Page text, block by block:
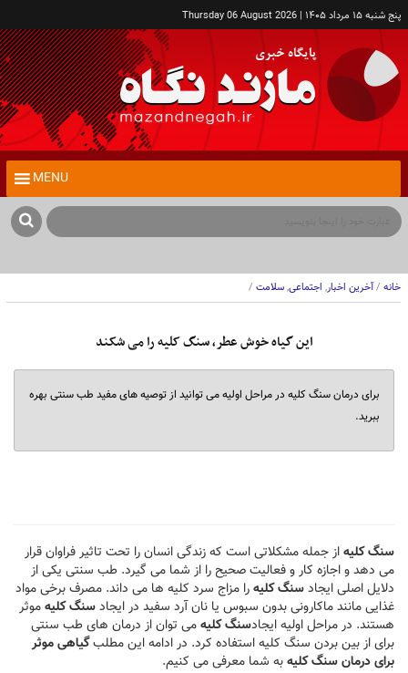
پنج شنبه ۱۵ مرداد ۱۴۰۵ | Thursday 06 August 2026
MENU
خانه /آخرین اخبار, اجتماعی,سلامت /
این گیاه خوش عطر، سنگ کلیه را می شکند
برای درمان سنگ کلیه در مراحل اولیه می توانید از توصیه های مفید طب سنتی بهره
ببرید.
سنگ کلیهاز جمله مشکلاتی است که زندگی انسان را تحت تاثیر فراوان قرار
می دهد و اجازه کار و فعالیت صحیح را از شما می گیرد. طب سنتی یکی از
دلایل اصلی ایجادسنگ کلیهرا مزاج سرد کلیه ها می داند. مصرف برخی مواد
غذایی مانند ماکارونی بدون سبوس یا نان آرد سفید در ایجادسنگ کلیهموثر
هستند. در مراحل اولیه ایجادسنگ کلیهمی توان از درمان های طب سنتی
برای از بین بردن سنگ کلیه استفاده کرد. در ادامه این مطلبگیاهی موثر
برای درمان سنگ کلیهبه شما معرفی می کنیم.